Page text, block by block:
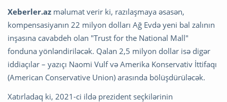
Xeberler.az məlumat verir ki, razılaşmaya əsasən,
kompensasiyanın 22 milyon dolları Ağ Evdə yeni bal zalının
inşasına cavabdeh olan "Trust for the National Mall"
fonduna yönləndiriləcək. Qalan 2,5 milyon dollar isə digər
iddiaçılar – yazıçı Naomi Vulf və Amerika Konservativ İttifaqı
(American Conservative Union) arasında bölüşdürüləcək.
Xatırladaq ki, 2021-ci ildə prezident seçkilərinin